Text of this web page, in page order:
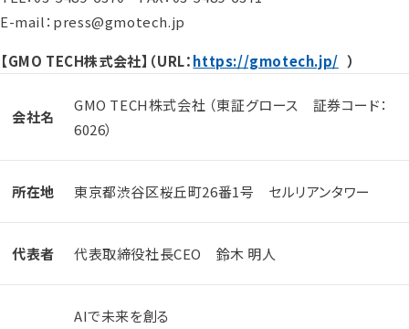
E-mail：press@gmotech.jp
【GMO TECH株式会社】（URL：https://gmotech.jp/ ）
会社名
GMO TECH株式会社 （東証グロース 証券コード：
6026）
所在地 東京都渋谷区桜丘町26番1号 セルリアンタワー
代表者 代表取締役社長CEO 鈴木 明人
AIで未来を創る